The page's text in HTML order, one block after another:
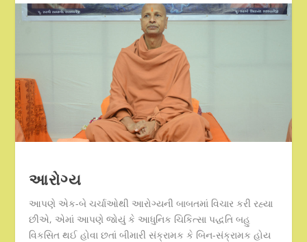
આરોગ્ય
આપણે એક-બે ચર્ચાઓથી આરોગ્યની બાબતમાં વિચાર કરી રહ્યા
છીએ, એમાં આપણે જોયું કે આધુનિક ચિકિત્સા પદ્ધતિ બહુ
વિકસિત થઈ હોવા છતાં બીમારી સંક્રામક કે બિન-સંક્રામક હોય